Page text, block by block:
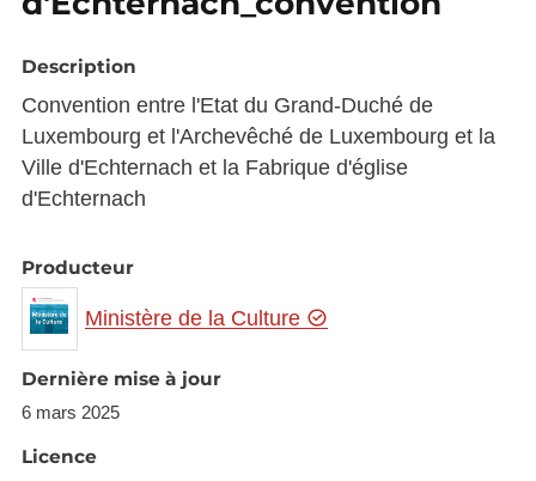
Description
Convention entre l'Etat du Grand-Duché de
Luxembourg et l'Archevêché de Luxembourg et la
Ville d'Echternach et la Fabrique d'église
d'Echternach
Producteur
Ministère de la Culture
Dernière mise à jour
6 mars 2025
Licence